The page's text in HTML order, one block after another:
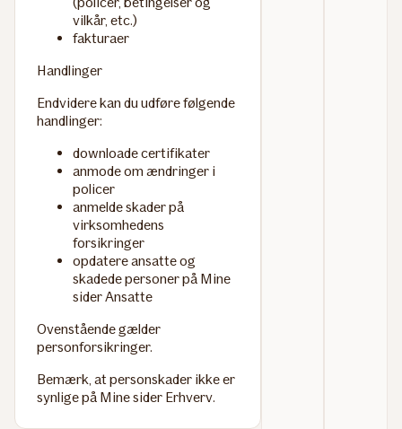
vilkår, etc.)
fakturaer
Handlinger
Endvidere kan du udføre følgende
handlinger:
downloade certifikater
anmode om ændringer i
policer
anmelde skader på
virksomhedens
forsikringer
opdatere ansatte og
skadede personer på Mine
sider Ansatte
Ovenstående gælder
personforsikringer.
Bemærk, at personskader ikke er
synlige på Mine sider Erhverv.